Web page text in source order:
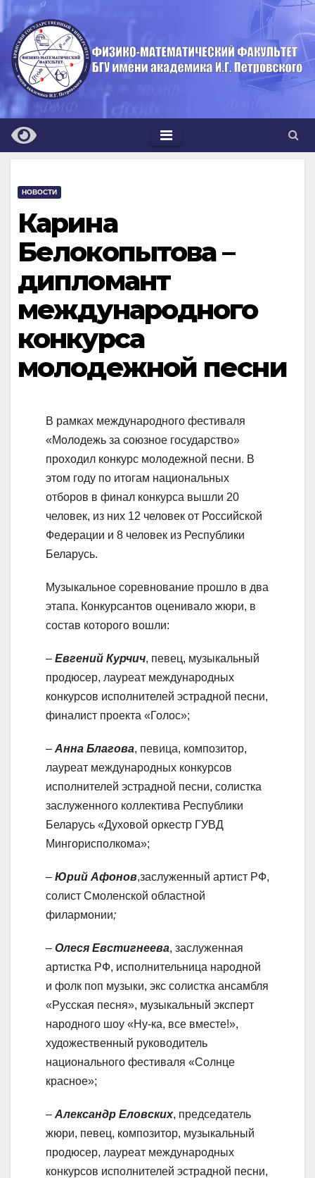
Перейти
к
содержимому
НОВОСТИ
Карина
Белокопытова –
дипломант
международного
конкурса
молодежной песни
В рамках международного фестиваля
«Молодежь за союзное государство»
проходил конкурс молодежной песни. В
этом году по итогам национальных
отборов в финал конкурса вышли 20
человек, из них 12 человек от Российской
Федерации и 8 человек из Республики
Беларусь.
Музыкальное соревнование прошло в два
этапа. Конкурсантов оценивало жюри, в
состав которого вошли:
– Евгений Курчич, певец, музыкальный
продюсер, лауреат международных
конкурсов исполнителей эстрадной песни,
финалист проекта «Голос»;
– Анна Благова, певица, композитор,
лауреат международных конкурсов
исполнителей эстрадной песни, солистка
заслуженного коллектива Республики
Беларусь «Духовой оркестр ГУВД
Мингорисполкома»;
– Юрий Афонов,заслуженный артист РФ,
солист Смоленской областной
филармонии;
– Олеся Евстигнеева, заслуженная
артистка РФ, исполнительница народной
и фолк поп музыки, экс солистка ансамбля
«Русская песня», музыкальный эксперт
народного шоу «Ну-ка, все вместе!»,
художественный руководитель
национального фестиваля «Солнце
красное»;
– Александр Еловских, председатель
жюри, певец, композитор, музыкальный
продюсер, лауреат международных
конкурсов исполнителей эстрадной песни,